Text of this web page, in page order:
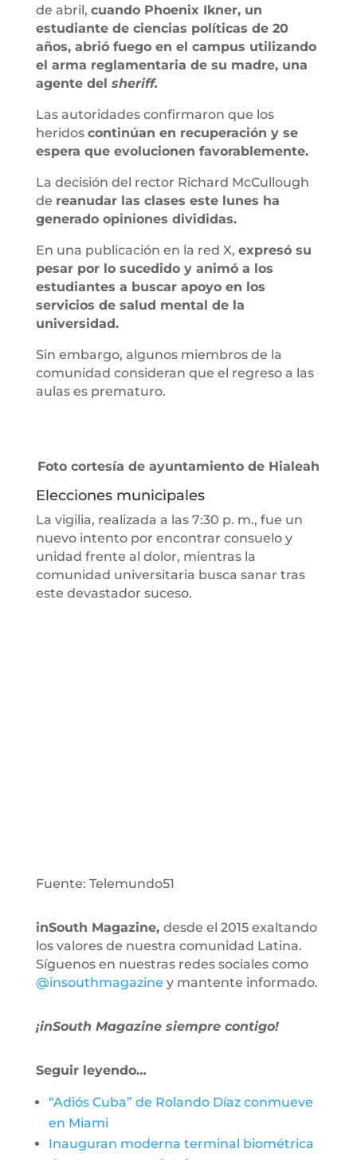
de abril, cuando Phoenix Ikner, un
estudiante de ciencias políticas de 20
años, abrió fuego en el campus utilizando
el arma reglamentaria de su madre, una
agente del sheriff.
Las autoridades confirmaron que los
heridos continúan en recuperación y se
espera que evolucionen favorablemente.
La decisión del rector Richard McCullough
de reanudar las clases este lunes ha
generado opiniones divididas.
En una publicación en la red X, expresó su
pesar por lo sucedido y animó a los
estudiantes a buscar apoyo en los
servicios de salud mental de la
universidad.
Sin embargo, algunos miembros de la
comunidad consideran que el regreso a las
aulas es prematuro.
Foto cortesía de ayuntamiento de Hialeah
Elecciones municipales
La vigilia, realizada a las 7:30 p. m., fue un
nuevo intento por encontrar consuelo y
unidad frente al dolor, mientras la
comunidad universitaria busca sanar tras
este devastador suceso.
Fuente: Telemundo51
inSouth Magazine, desde el 2015 exaltando
los valores de nuestra comunidad Latina.
Síguenos en nuestras redes sociales como
@insouthmagazine y mantente informado.
¡inSouth Magazine siempre contigo!
Seguir leyendo…
“Adiós Cuba” de Rolando Díaz conmueve
en Miami
Inauguran moderna terminal biométrica